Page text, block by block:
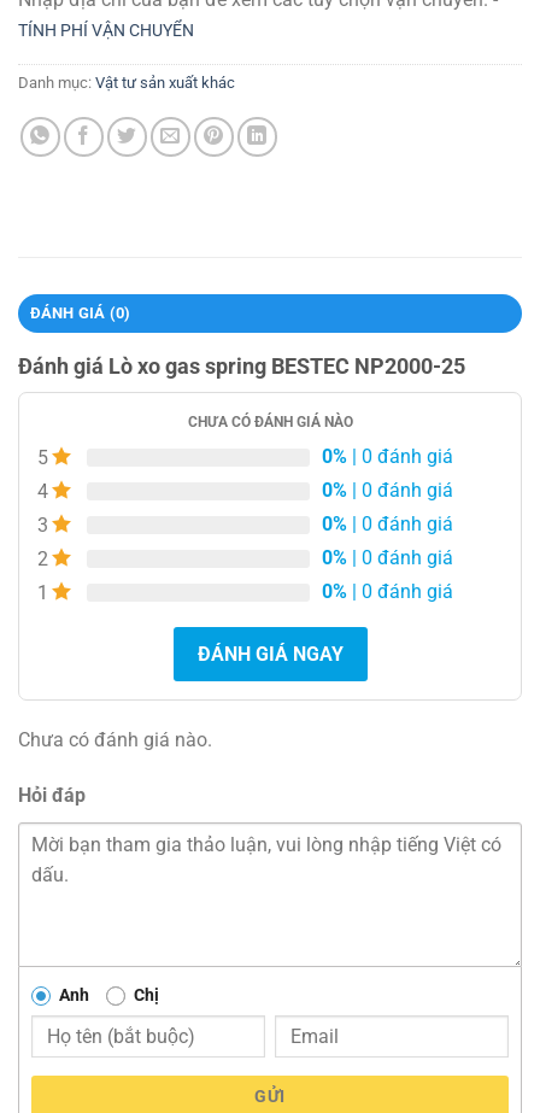
TÍNH PHÍ VẬN CHUYỂN
Danh mục: Vật tư sản xuất khác
ĐÁNH GIÁ (0)
Đánh giá Lò xo gas spring BESTEC NP2000-25
CHƯA CÓ ĐÁNH GIÁ NÀO
5 0% | 0 đánh giá
4
0% | 0 đánh giá
3
0% | 0 đánh giá
2
0% | 0 đánh giá
1
0% | 0 đánh giá
ĐÁNH GIÁ NGAY
Chưa có đánh giá nào.
Hỏi đáp
Anh Chị
GỬI